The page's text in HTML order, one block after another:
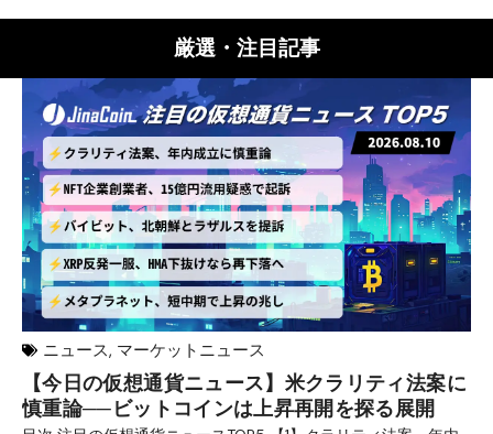
厳選・注目記事
ニュース, マーケットニュース
【今日の仮想通貨ニュース】米クラリティ法案に
慎重論──ビットコインは上昇再開を探る展開